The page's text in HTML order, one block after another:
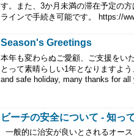
す。また、3か月未満の滞在予定の
ラインで手続き可能です。 https://
Season's Greetings
本年も変わらぬご愛顧、ご支援をい
とって素晴らしい1年となりますよ
and safe holiday, many thanks for all
ビーチの安全について - 知
一般的に治安が良いとされるオー